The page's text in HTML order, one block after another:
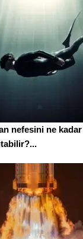
nefesini ne kadar